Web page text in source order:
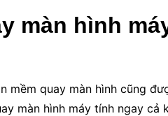
màn hình
mềm quay màn hình cũng
màn hình máy tính ngay cả